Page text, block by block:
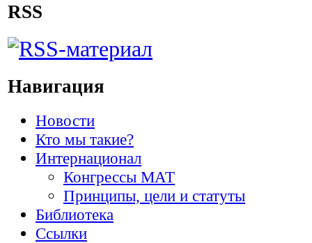
RSS
Навигация
Новости
Кто мы такие?
Интернационал
Конгрессы МАТ
Принципы, цели и статуты
Библиотека
Ссылки